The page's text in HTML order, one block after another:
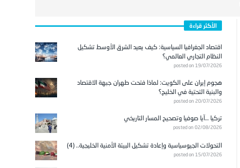
الأكثر قراءة
اقتصاد الجغرافيا السياسية: كيف يعيد الشرق الأوسط تشكيل
النظام التجاري العالمي؟
posted on 19/07/2026
هجوم إيران على الكويت: لماذا فتحت طهران جبهة الاقتصاد
والبنية التحتية في الخليج؟
posted on 20/07/2026
تركيا …آيا صوفيا وتصحيح المسار التاريخي
posted on 02/08/2026
التحولات الجيوسياسية وإعادة تشكيل البيئة الأمنية الخليجية.. (4)
posted on 15/07/2026